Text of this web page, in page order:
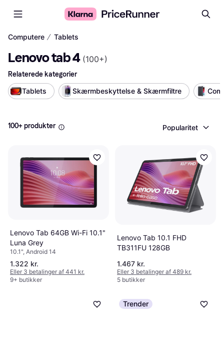
Computere ∕ Tablets
Lenovo tab 4 (100+)
Relaterede kategorier
Tablets
Skærmbeskyttelse & Skærmfiltre
100+ produkter Popularitet
Lenovo Tab 64GB Wi-Fi 10.1"
Luna Grey
10.1", Android 14
1.322 kr.
Eller 3 betalinger af 441 kr.
9+ butikker
Lenovo Tab 10.1 FHD
TB311FU 128GB
1.467 kr.
Eller 3 betalinger af 489 kr.
5 butikker
Trender